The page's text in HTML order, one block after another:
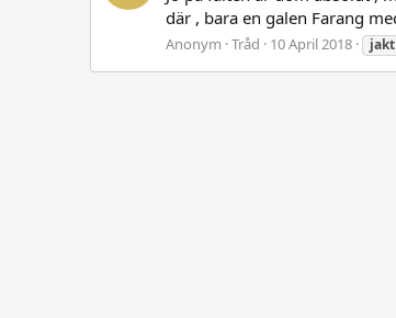
där , bara en galen Farang
Anonym Tråd 10 April 2018 jakt